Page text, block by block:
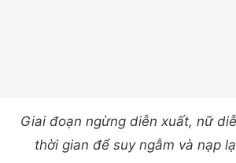
Giai đoạn ngừng diễn xuất, nữ
thời gian để suy ngẫm và nạp